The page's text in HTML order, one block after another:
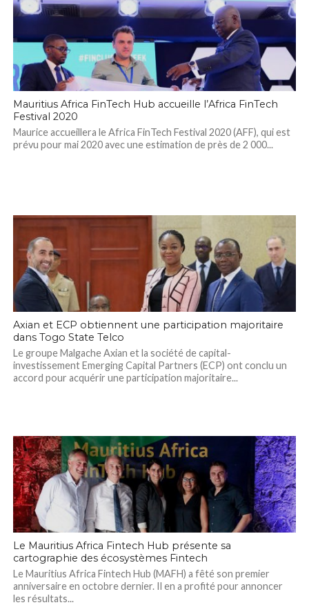
Mauritius Africa FinTech Hub accueille l’Africa FinTech
Festival 2020
Maurice accueillera le Africa FinTech Festival 2020 (AFF), qui est
prévu pour mai 2020 avec une estimation de près de 2 000...
Axian et ECP obtiennent une participation majoritaire
dans Togo State Telco
Le groupe Malgache Axian et la société de capital-
investissement Emerging Capital Partners (ECP) ont conclu un
accord pour acquérir une participation majoritaire...
Le Mauritius Africa Fintech Hub présente sa
cartographie des écosystèmes Fintech
Le Mauritius Africa Fintech Hub (MAFH) a fêté son premier
anniversaire en octobre dernier. Il en a profité pour annoncer
les résultats...